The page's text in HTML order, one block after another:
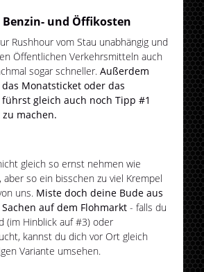
und Öffikosten
Rushhour vom Stau unabhängig und
Öffentlichen Verkehrsmitteln auch
sogar schneller.Außerdem
Monatsticket oder das
gleich auch noch Tipp #1
machen.
gleich so ernst nehmen wie
so ein bisschen zu viel Krempel
uns. Miste doch deine Bude aus
auf dem Flohmarkt - falls du
(im Hinblick auf #3) oder
kannst du dich vor Ort gleich
Variante umsehen.